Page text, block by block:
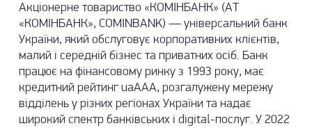
Акціонерне товариство «КОМІНБАНК» (АТ
«КОМІНБАНК», COMINBANK) — універсальний банк
України, який обслуговує корпоративних клієнтів,
малий і середній бізнес та приватних осіб. Банк
працює на фінансовому ринку з 1993 року, має
кредитний рейтинг uaAAA, розгалужену мережу
відділень у різних регіонах України та надає
широкий спектр банківських і digital-послуг. У 2022